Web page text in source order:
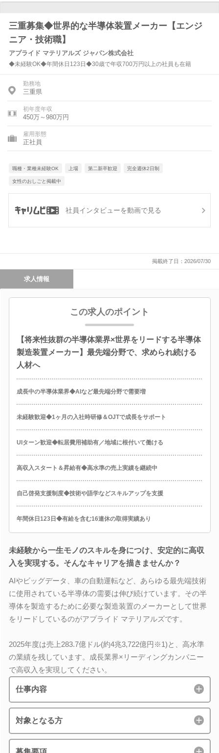
三重募集◆世界的な半導体装置メーカー【エンジ
ニア・技術職】
アプライド マテリアルズ ジャパン株式会社
◆未経験OK◆年間休日123日◆30歳で年収700万円以上の社員も在籍
勤務地
三重県
初年度年収
450万～980万円
雇用形態
正社員
職種・業種未経験OK 上場 第二新卒歓迎 完全週休2日制
女性のおしごと掲載中
社員インタビューを動画で見る
掲載終了日：2026/07/30
求人情報
この求人のポイント
【将来性抜群の半導体業界×世界をリードする半導体
製造装置メーカー】最先端分野で、求められ続ける
人材へ
成長中の半導体業界◆AIなど最先端分野で需要増
未経験歓迎◆1ヶ月の入社時研修＆OJTで成長をサポート
UIターン歓迎◆転居費用補助有／地域に根付いて働ける
高収入スタート＆昇給有◆高水準の売上実績を継続中
自己啓発支援制度◆技術や語学などスキルアップを支援
年間休日123日◆有給を含む16連休の取得実績あり
未経験から一生モノのスキルを身につけ、安定的に高収
入を実現する。そんなキャリアを描きませんか？
AIやビッグデータ、車の自動運転など、あらゆる最先端技術
に使用されている半導体の需要は伸び続けています。その半
導体を製造するために必要な製造装置のメーカーとして世界
をリードしているのがアプライド マテリアルズです。
2025年度は売上283.7億ドル(約4兆3,722億円※1)と、高水準
の業績を残しています。成長業界×リーディングカンパニー
で高収入を実現してください。
仕事内容
対象となる方